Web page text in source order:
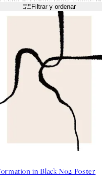
fuerte y lavanda.
Filtrar y ordenar
in Black No2 Poster